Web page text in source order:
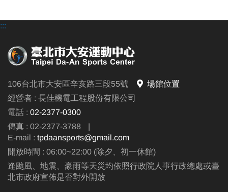
:::
106台北市大安區辛亥路三段55號
場館位置
經營者 : 長佳機電工程股份有限公司
電話 : 02-2377-0300
傳真 : 02-2377-3788
|
E-mail : tpdaansports@gmail.com
開放時間 : 06:00~22:00 (除夕、初一休館)
逢颱風、地震、豪雨等天災均依照行政院人事行政總處或臺
北市政府宣佈是否對外開放